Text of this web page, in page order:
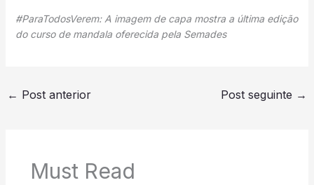
#ParaTodosVerem: A imagem de capa mostra a última edição
do curso de mandala oferecida pela Semades
← Post anterior Post seguinte →
Must Read